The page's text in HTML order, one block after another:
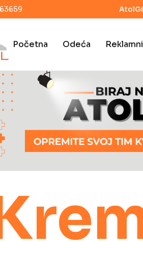
Početna Odeća